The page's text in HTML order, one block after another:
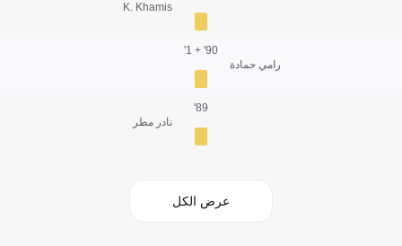
K. Khamis
رامي حمادة
90' + 1'
نادر مطر
89'
عرض الكل